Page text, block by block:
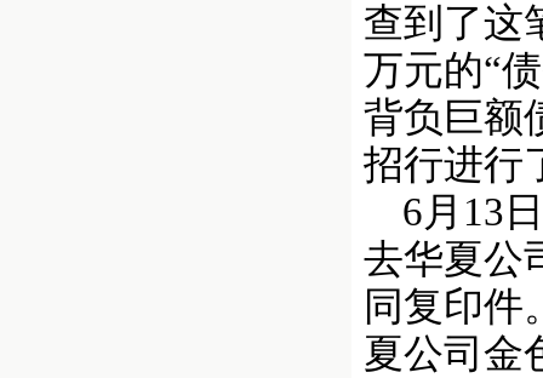
查到了这
万元的“
背负巨额
招行进行
6月13
去华夏公
同复印件
夏公司金